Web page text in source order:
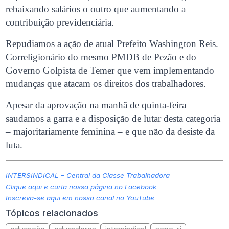
rebaixando salários o outro que aumentando a
contribuição previdenciária.
Repudiamos a ação de atual Prefeito Washington Reis.
Correligionário do mesmo PMDB de Pezão e do
Governo Golpista de Temer que vem implementando
mudanças que atacam os direitos dos trabalhadores.
Apesar da aprovação na manhã de quinta-feira
saudamos a garra e a disposição de lutar desta categoria
– majoritariamente feminina – e que não da desiste da
luta.
INTERSINDICAL – Central da Classe Trabalhadora
Clique aqui e curta nossa página no Facebook
Inscreva-se aqui em nosso canal no YouTube
Tópicos relacionados